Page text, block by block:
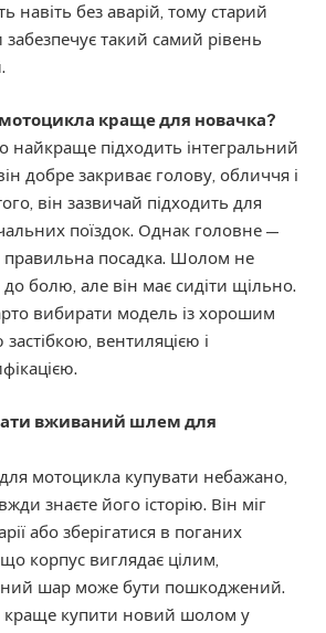
навіть без аварій, тому старий
такий самий рівень
краще для новачка?
найкраще підходить інтегральний
добре закриває голову, обличчя і
він зазвичай підходить для
поїздок. Однак головне —
правильна посадка. Шолом не
болю, але він має сидіти щільно.
вибирати модель із хорошим
вентиляцією і
вживаний шлем для
мотоцикла купувати небажано,
знаєте його історію. Він міг
або зберігатися в поганих
корпус виглядає цілим,
шар може бути пошкоджений.
краще купити новий шолом у